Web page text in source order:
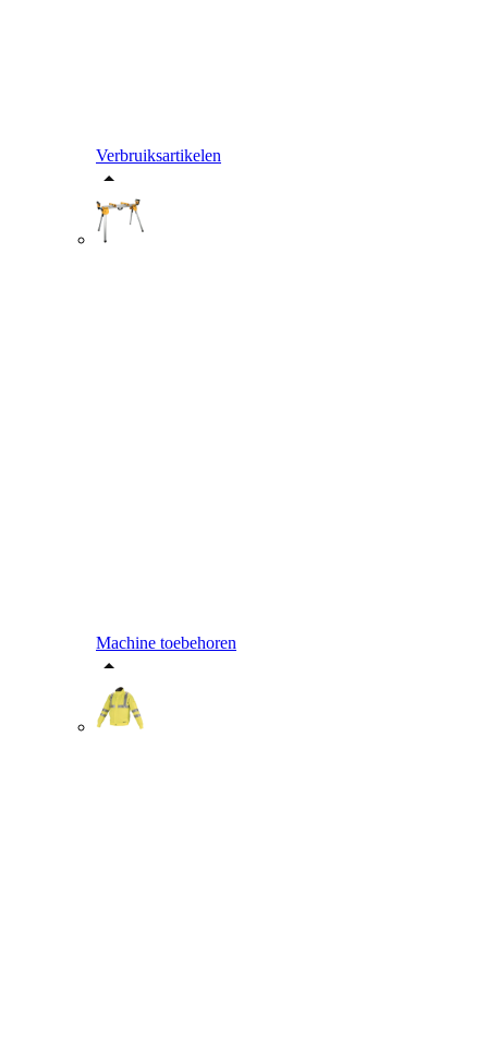
Verbruiksartikelen
Machine toebehoren